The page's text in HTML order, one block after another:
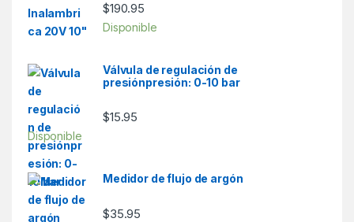
$190.95
Disponible
Válvula de regulación de
presiónpresión: 0-10 bar
$15.95
Disponible
Medidor de flujo de argón
$35.95